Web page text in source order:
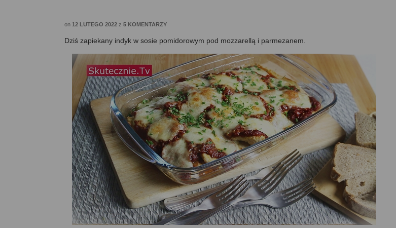
on 12 LUTEGO 2022 z 5 KOMENTARZY
Dziś zapiekany indyk w sosie pomidorowym pod mozzarellą i parmezanem.